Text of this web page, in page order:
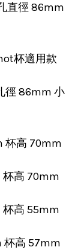
直徑 86mm
杯適用款
徑 86mm 小
杯高 70mm
杯高 70mm
杯高 55mm
杯高 57mm